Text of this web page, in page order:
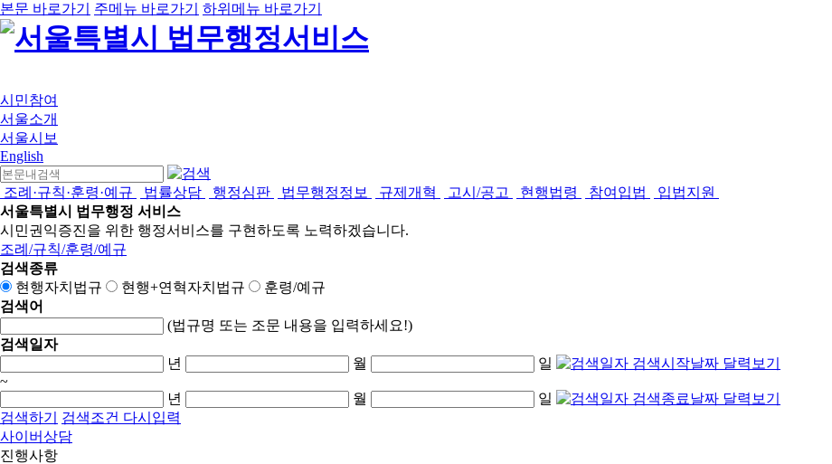
본문 바로가기 주메뉴 바로가기 하위메뉴 바로가기
시민참여
서울소개
서울시보
English
조례·규칙·훈령·예규 법률상담 행정심판 법무행정정보 규제개혁 고시/공고 현행법령 참여입법
입법지원
서울특별시 법무행정 서비스
시민권익증진을 위한 행정서비스를 구현하도록 노력하겠습니다.
조례/규칙/훈령/예규
검색종류
현행자치법규
현행+연혁자치법규
훈령/예규
검색어
(법규명 또는 조문 내용을 입력하세요!)
검색일자
년
월
일
~
년
월
일
검색하기
검색조건 다시입력
사이버상담
진행사항